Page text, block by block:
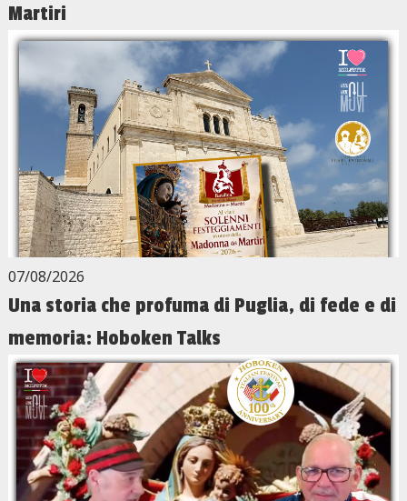
Martiri
07/08/2026
Una storia che profuma di Puglia, di fede e di
memoria: Hoboken Talks